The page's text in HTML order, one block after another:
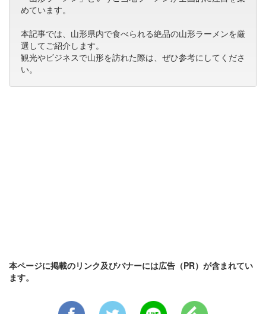
めています。
本記事では、山形県内で食べられる絶品の山形ラーメンを厳
選してご紹介します。
観光やビジネスで山形を訪れた際は、ぜひ参考にしてくださ
い。
本ページに掲載のリンク及びバナーには広告（PR）が含まれてい
ます。